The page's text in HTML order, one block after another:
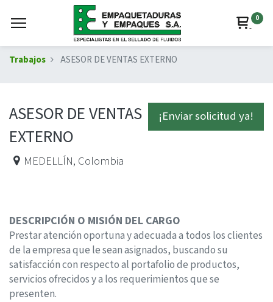
0
Trabajos ASESOR DE VENTAS EXTERNO
¡Enviar solicitud ya!
ASESOR DE VENTAS
EXTERNO
MEDELLÍN, Colombia
DESCRIPCIÓN O MISIÓN DEL CARGO
Prestar atención oportuna y adecuada a todos los clientes
de la empresa que le sean asignados, buscando su
satisfacción con respecto al portafolio de productos,
servicios ofrecidos y a los requerimientos que se
presenten.